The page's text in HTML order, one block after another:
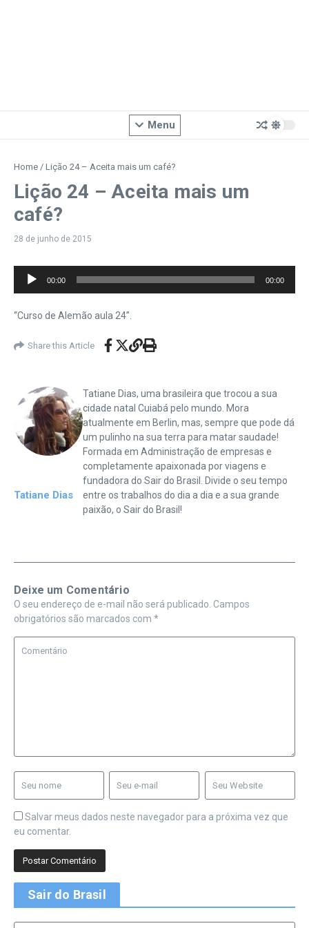
Menu
Home / Lição 24 – Aceita mais um café?
Lição 24 – Aceita mais um
café?
28 de junho de 2015
Tocador
00:00 00:00
“Curso de Alemão aula 24”.
Share this Article
Tatiane Dias
Tatiane Dias, uma brasileira que trocou a sua
cidade natal Cuiabá pelo mundo. Mora
atualmente em Berlin, mas, sempre que pode dá
um pulinho na sua terra para matar saudade!
Formada em Administração de empresas e
completamente apaixonada por viagens e
fundadora do Sair do Brasil. Divide o seu tempo
entre os trabalhos do dia a dia e a sua grande
paixão, o Sair do Brasil!
Deixe um Comentário
O seu endereço de e-mail não será publicado. Campos
obrigatórios são marcados com *
Salvar meus dados neste navegador para a próxima vez que
eu comentar.
Sair do Brasil